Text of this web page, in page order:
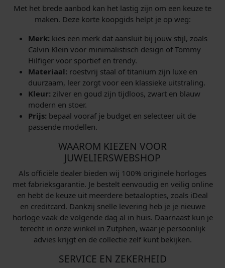
Met het brede aanbod kan het lastig zijn om een keuze te
maken. Deze korte koopgids helpt je op weg:
Merk: kies een merk dat aansluit bij jouw stijl, zoals
Calvin Klein voor minimalistisch design of Tommy
Hilfiger voor sportief en trendy.
Materiaal: roestvrij staal of titanium zijn luxe en
duurzaam, leer zorgt voor een klassieke uitstraling.
Kleur: zilver en goud zijn tijdloos, zwart en blauw
modern en stoer.
Prijs: bepaal vooraf je budget en selecteer uit de
passende modellen.
WAAROM KIEZEN VOOR
JUWELIERSWEBSHOP
Als officiële dealer bieden wij 100% originele horloges
met fabrieksgarantie. Je bestelt eenvoudig en veilig online
en hebt de keuze uit meerdere betaalopties, zoals iDeal
en creditcard. Dankzij snelle levering heb je je nieuwe
horloge vaak de volgende dag al in huis. Daarnaast kun je
terecht in onze winkel in Zutphen, waar je persoonlijk
advies krijgt en de collectie zelf kunt bekijken.
SERVICE EN ZEKERHEID